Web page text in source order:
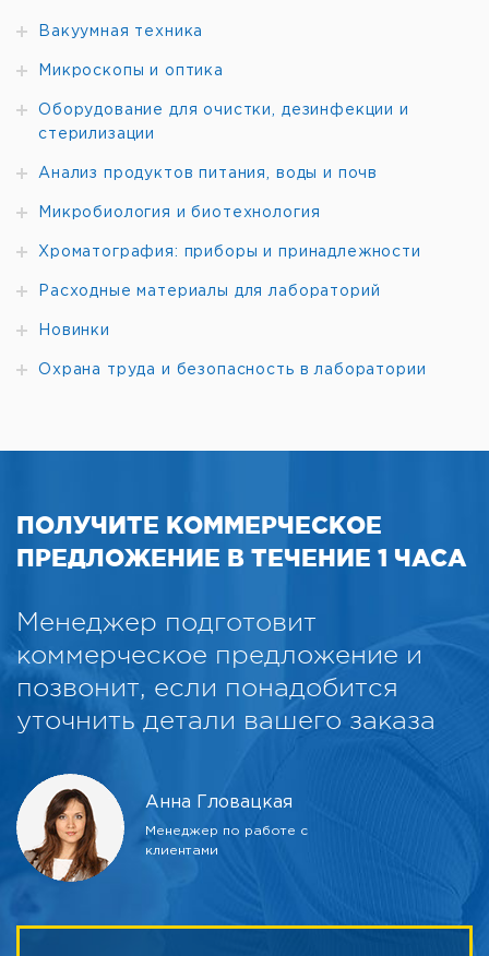
Вакуумная техника
Микроскопы и оптика
Оборудование для очистки, дезинфекции и
стерилизации
Анализ продуктов питания, воды и почв
Микробиология и биотехнология
Хроматография: приборы и принадлежности
Расходные материалы для лабораторий
Новинки
Охрана труда и безопасность в лаборатории
ПОЛУЧИТЕ КОММЕРЧЕСКОЕ
ПРЕДЛОЖЕНИЕ В ТЕЧЕНИЕ 1 ЧАСА
Менеджер подготовит
коммерческое предложение и
позвонит, если понадобится
уточнить детали вашего заказа
Анна Гловацкая
Менеджер по работе с
клиентами